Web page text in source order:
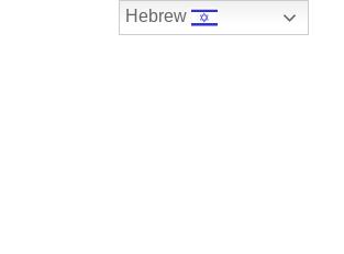
Hebrew